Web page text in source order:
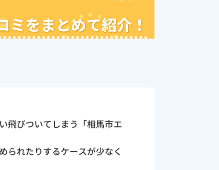
をまとめて紹介！
飛びついてしまう「相馬市エ
られたりするケースが少なく